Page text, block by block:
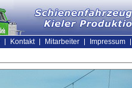
Kontakt Mitarbeiter Impressum